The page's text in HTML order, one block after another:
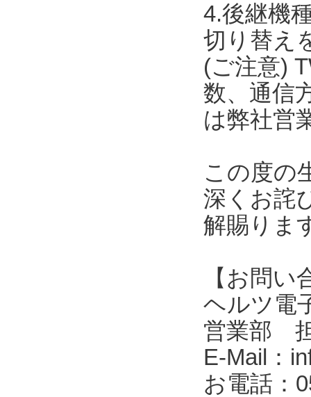
4.後継機
切り替え
(ご注意)
数、通信
は弊社営
この度の
深くお詫
解賜りま
【お問い
ヘルツ電
営業部
E-Mail：
お電話：